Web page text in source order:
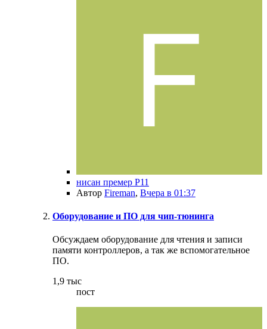
нисан премер Р11
Автор Fireman, Вчера в 01:37
Оборудование и ПО для чип-тюнинга
Обсуждаем оборудование для чтения и записи
памяти контроллеров, а так же вспомогательное
ПО.
1,9 тыс
пост